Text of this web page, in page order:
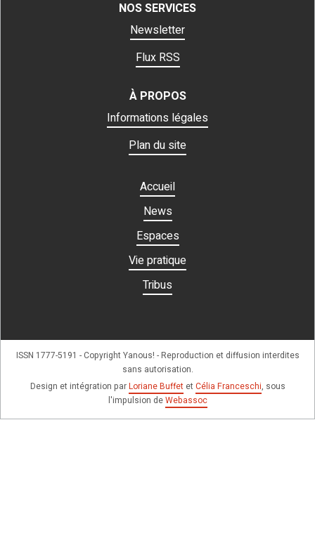
NOS SERVICES
Newsletter
Flux RSS
À PROPOS
Informations légales
Plan du site
Accueil
News
Espaces
Vie pratique
Tribus
ISSN 1777-5191 - Copyright Yanous! - Reproduction et diffusion interdites
sans autorisation.
Design et intégration parLoriane Buffetet Célia Franceschi, sous
l'impulsion deWebassoc